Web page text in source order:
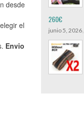
desde
el
Envio
260€
junio 5, 2026,